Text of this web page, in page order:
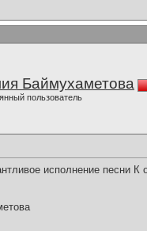
Баймухаметова
пользователь
исполнение песни